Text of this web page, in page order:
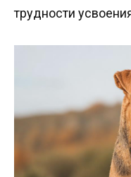
трудности